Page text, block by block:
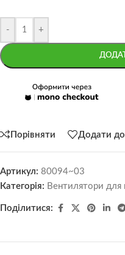
- +
Порівняти Додати
Артикул: 80094~03
Категорія: Вентилятори для
Поділитися: